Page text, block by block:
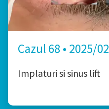
Cazul 68 • 2025/02
Implaturi si sinus lift